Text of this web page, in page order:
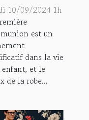
pour
enfant
10/09/2024 1h
est un
dans la vie
enfant, et le
de la robe...